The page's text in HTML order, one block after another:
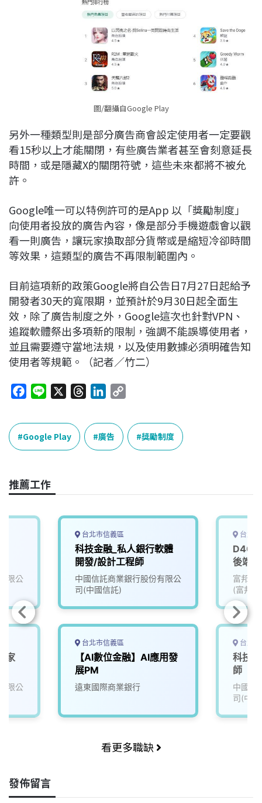
圖/翻攝自Google Play
另外一種類型則是部分廣告商會設定使用者一定要觀
看15秒以上才能關閉，有些廣告業者甚至會刻意延長
時間，或是隱藏X的關閉符號，這些未來都將不被允
許。
Google唯一可以特例許可的是App 以「獎勵制度」
向使用者投放的廣告內容，像是部分手機遊戲會以觀
看一則廣告，讓玩家換取部分貨幣或是縮短冷卻時間
等效果，這類型的廣告不再限制範圍內。
目前這項新的政策Google將自公告日7月27日起給予
開發者30天的寬限期，並預計於9月30日起全面生
效，除了廣告制度之外，Google這次也針對VPN、
追蹤軟體祭出多項新的限制，強調不能誤導使用者，
並且需要遵守當地法規，以及使用數據必須明確告知
使用者等規範。（記者／竹二）
c
e
b
o
k
n
e
a
n
k
e
n
y
k
Google Play 廣告 獎勵制度
推薦工作
限公
家
限公
台北市信義區
科技金融_私人銀行軟體
開發/設計工程師
中國信託商業銀行股份有限公
司(中國信託)
台北市信義區
【AI數位金融】AI應用發
展PM
遠東國際商業銀行
台北
後端
富邦媒
(富邦
台北
科技
師
中國信
司(中
看更多職缺
發佈留言